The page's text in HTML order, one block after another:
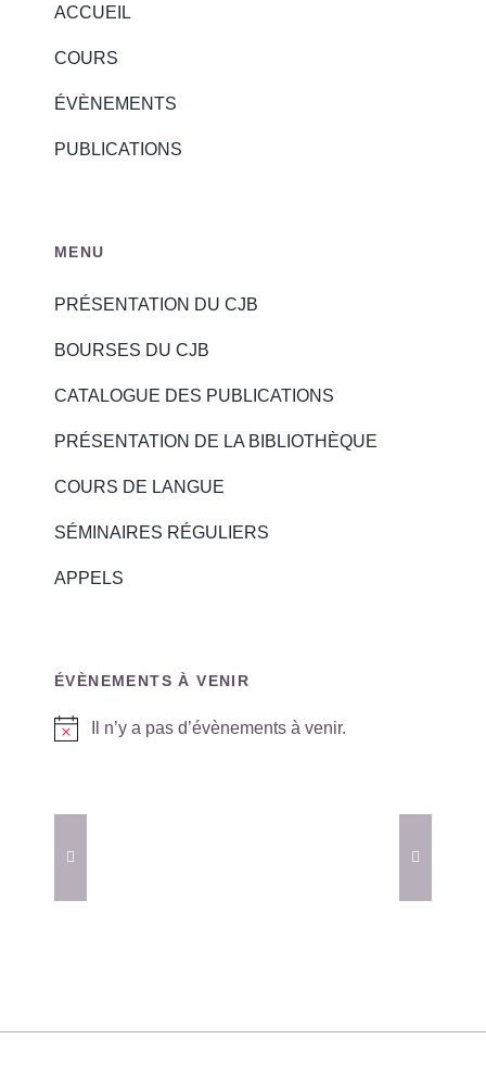
ACCUEIL
COURS
ÉVÈNEMENTS
PUBLICATIONS
MENU
PRÉSENTATION DU CJB
BOURSES DU CJB
CATALOGUE DES PUBLICATIONS
PRÉSENTATION DE LA BIBLIOTHÈQUE
COURS DE LANGUE
SÉMINAIRES RÉGULIERS
APPELS
ÉVÈNEMENTS À VENIR
Notice
Il n’y a pas d’évènements à venir.